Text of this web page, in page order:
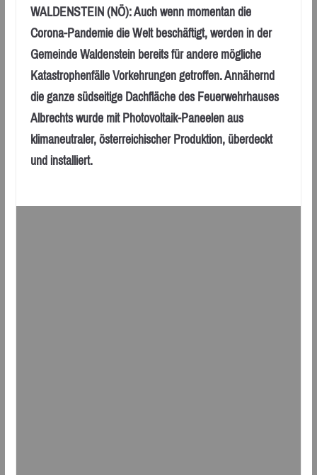
WALDENSTEIN (NÖ): Auch wenn momentan die
Corona-Pandemie die Welt beschäftigt, werden in der
Gemeinde Waldenstein bereits für andere mögliche
Katastrophenfälle Vorkehrungen getroffen. Annähernd
die ganze südseitige Dachfläche des Feuerwehrhauses
Albrechts wurde mit Photovoltaik-Paneelen aus
klimaneutraler, österreichischer Produktion, überdeckt
und installiert.